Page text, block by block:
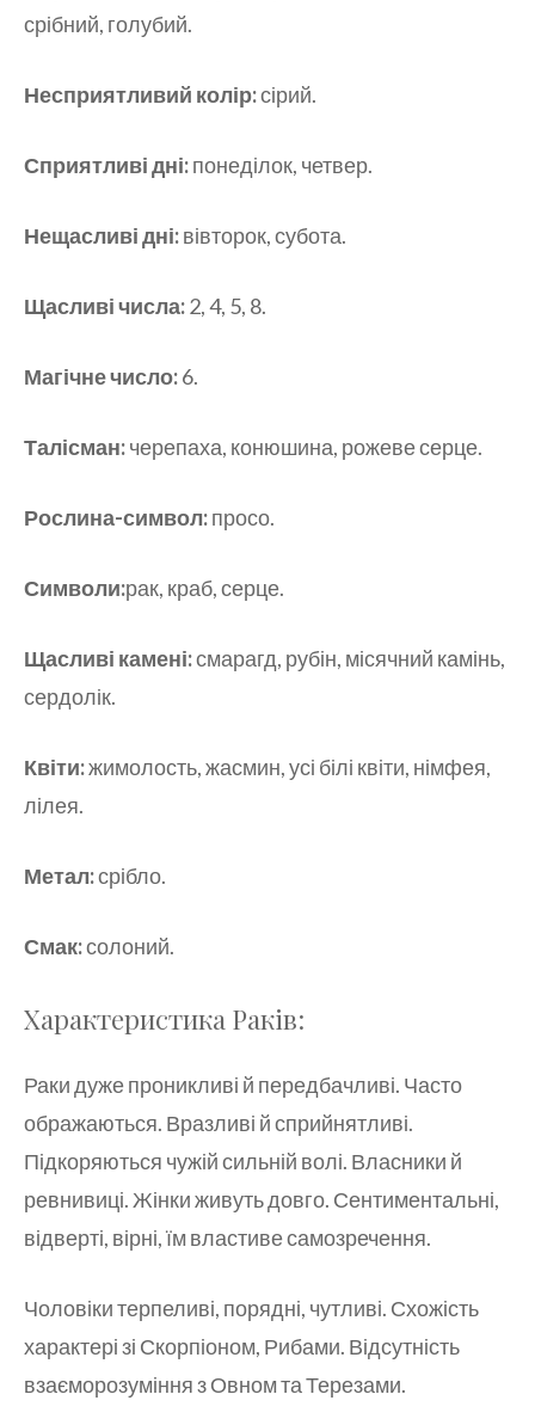
срібний, голубий.
Несприятливий колір:сірий.
Сприятливі дні:понеділок, четвер.
Нещасливі дні:вівторок, субота.
Щасливі числа:2, 4, 5, 8.
Магічне число:6.
Талісман:черепаха, конюшина, рожеве серце.
Рослина-символ:просо.
Символи:рак, краб, серце.
Щасливі камені:смарагд, рубін, місячний камінь,
сердолік.
Квіти:жимолость, жасмин, усі білі квіти, німфея,
лілея.
Метал:срібло.
Смак:солоний.
Характеристика Раків:
Раки дуже проникливі й передбачливі. Часто
ображаються. Вразливі й сприйнятливі.
Підкоряються чужій сильній волі. Власники й
ревнивиці. Жінки живуть довго. Сентиментальні,
відверті, вірні, їм властиве самозречення.
Чоловіки терпеливі, порядні, чутливі. Схожість
характері зі Скорпіоном, Рибами. Відсутність
взаєморозуміння з Овном та Терезами.